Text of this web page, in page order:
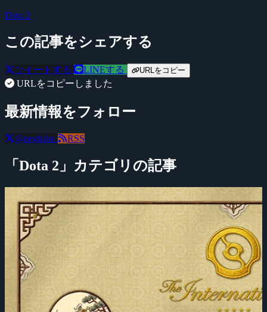
Dota 2
この記事をシェアする
ツイートする LINEする URLをコピー
URLをコピーしました
最新情報をフォロー
@negitaku RSS
「Dota 2」カテゴリの記事